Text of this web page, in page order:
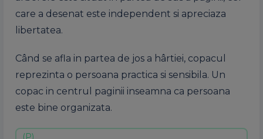
care a desenat este independent si apreciaza
libertatea.
Când se afla in partea de jos a hârtiei, copacul
reprezinta o persoana practica si sensibila. Un
copac in centrul paginii inseamna ca persoana
este bine organizata.